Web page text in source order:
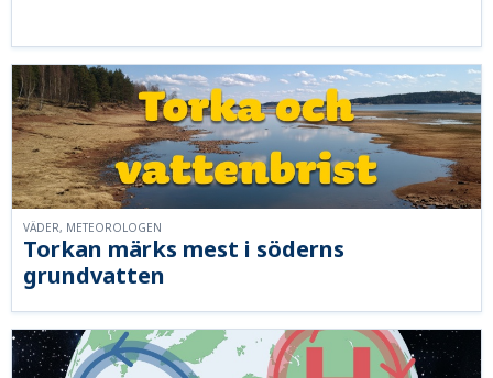
Torkan märks mest i söderns
grundvatten
VÄDER, METEOROLOGEN